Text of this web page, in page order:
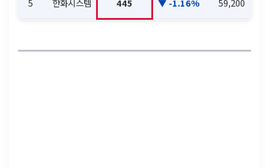
5 한화시스템 445 -1.16% 59,200